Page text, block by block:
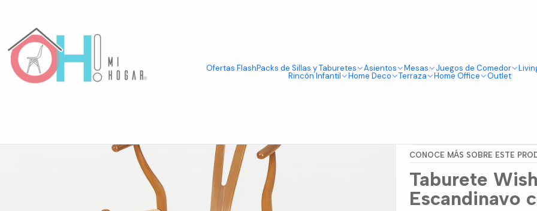
Ofertas FlashPacks de Sillas y Taburetes Asientos Mesas Juegos de Comedor
Rincón Infantil Home Deco Terraza Home Office Outlet
Asientos
|
Taburete
CONOCE MÁS SOBRE ESTE
Taburete
Escandinavo